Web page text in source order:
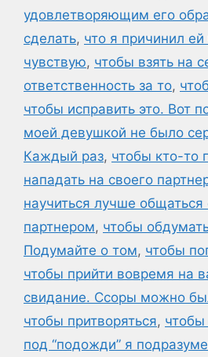
удовлетворяющим его
сделать, что я причинил ей
чувствую, чтобы взять на
ответственность за то,
чтобы исправить это. Вот
моей девушкой не было
Каждый раз, чтобы кто-то
нападать на своего
научиться лучше общаться
партнером, чтобы
Подумайте о том, чтобы
чтобы прийти вовремя на
свидание. Ссоры можно
чтобы притворяться, чтобы
под “подожди” я